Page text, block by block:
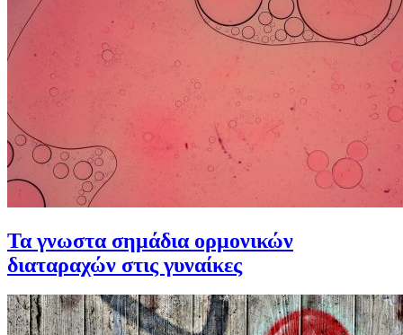
Τα γνωστα σημάδια ορμονικών
διαταραχών στις γυναίκες